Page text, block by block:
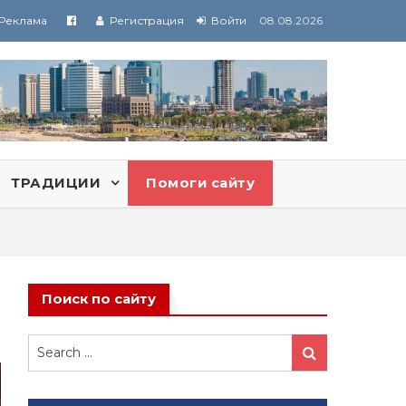
Реклама Регистрация Войти 08.08.2026
ТРАДИЦИИ Помоги сайту
Поиск по сайту
Search
for:
Search